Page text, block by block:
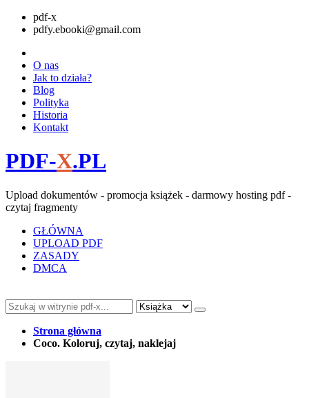
pdf-x
pdfy.ebooki@gmail.com
O nas
Jak to działa?
Blog
Polityka
Historia
Kontakt
PDF-X.PL
Upload dokumentów - promocja książek - darmowy hosting pdf -
czytaj fragmenty
GŁÓWNA
UPLOAD PDF
ZASADY
DMCA
Strona główna
Coco. Koloruj, czytaj, naklejaj